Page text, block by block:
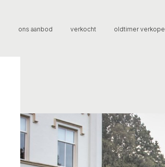
ons aanbod verkocht oldtimer